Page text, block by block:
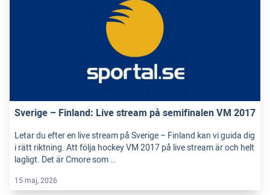
Sverige – Finland: Live stream på semifinalen VM 2017
Letar du efter en live stream på Sverige – Finland kan vi guida dig
i rätt riktning. Att följa hockey VM 2017 på live stream är och helt
lagligt. Det är Cmore som …
15 maj, 2026